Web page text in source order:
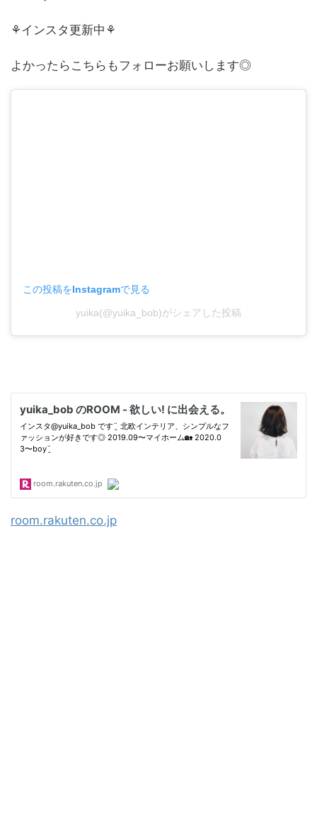
⚘インスタ更新中⚘
よかったらこちらもフォローお願いします◎
この投稿をInstagramで見る
yuika(@yuika_bob)がシェアした投稿
room.rakuten.co.jp